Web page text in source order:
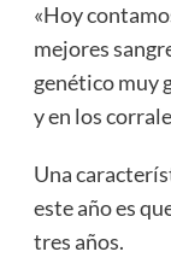
«Hoy
mejores
genético muy
y en los
Una
este año es
tres años.